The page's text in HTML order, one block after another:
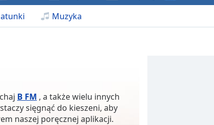
Muzyka
B FM , a także wielu innych
sięgnąć do kieszeni, aby
naszej poręcznej aplikacji.